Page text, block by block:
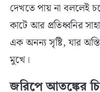
দেখতে পায় না বললেই
কাটে আর প্রতিধ্বনির
এক অনন্য সৃষ্টি, যার
মুখে।
জরিপে আতঙ্কের